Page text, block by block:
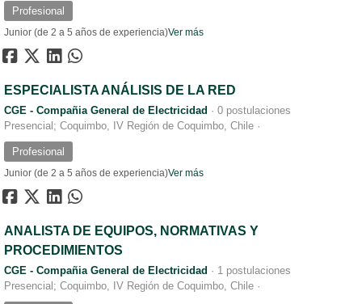
Profesional
Junior (de 2 a 5 años de experiencia)Ver más
ESPECIALISTA ANÁLISIS DE LA RED
CGE - Compañia General de Electricidad ·
Presencial; Coquimbo, IV Región de Coquimbo, Chile ·
0 postulaciones
Profesional
Junior (de 2 a 5 años de experiencia)Ver más
ANALISTA DE EQUIPOS, NORMATIVAS Y
PROCEDIMIENTOS
CGE - Compañia General de Electricidad ·
Presencial; Coquimbo, IV Región de Coquimbo, Chile ·
1 postulaciones